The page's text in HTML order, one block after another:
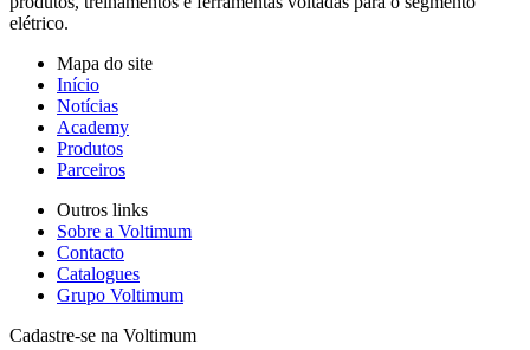
elétrico.
Mapa do site
Início
Notícias
Academy
Produtos
Parceiros
Outros links
Sobre a Voltimum
Contacto
Catalogues
Grupo Voltimum
Cadastre-se na Voltimum